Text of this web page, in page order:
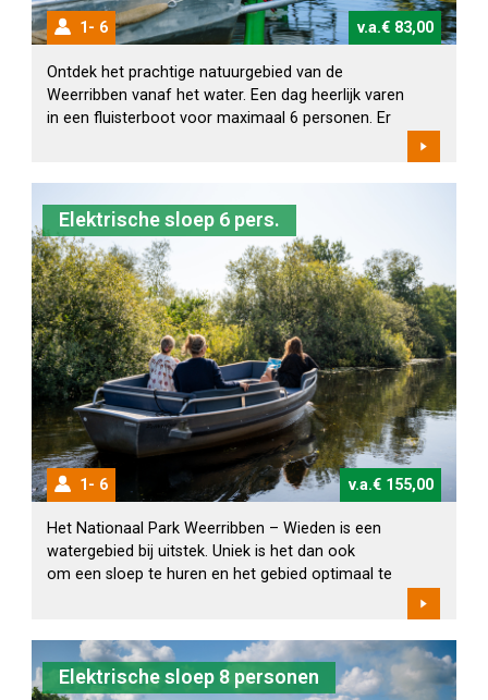
1 6 v.a.€ 83,00
Ontdek het prachtige natuurgebied van de
Weerribben vanaf het water. Een dag heerlijk varen
in een fluisterboot voor maximaal 6 personen. Er
km. Over de langste route vaart u ongeveer 4,5 uur.
Bij de receptie ontvangt u uiteraard een route kaart
van het gebied. Wilt u een boot huren voor 1 dag?
Geef dan twee maal dezelfde datum in. De
aankomstdatum is dan gelijk aan de vertrekdatum.
Elektrische sloep 6 pers.
1 6 v.a.€ 155,00
Het Nationaal Park Weerribben – Wieden is een
watergebied bij uitstek. Uniek is het dan ook
om een sloep te huren en het gebied optimaal te
boot huren voor 1 dag? Geef dan twee maal
dezelfde datum in. De aankomstdatum is dan gelijk
aan de vertrekdatum.
Elektrische sloep 8 personen